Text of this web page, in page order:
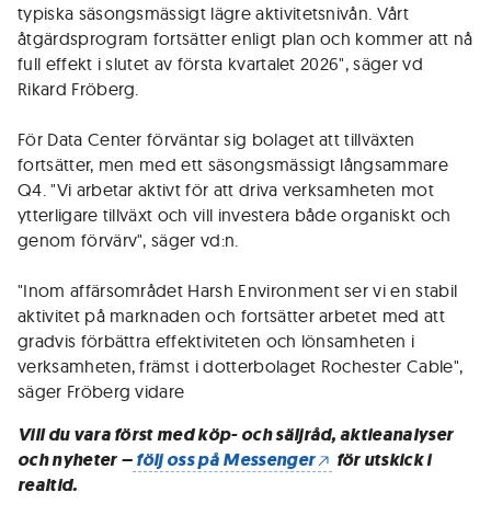
typiska säsongsmässigt lägre aktivitetsnivån. Vårt
åtgärdsprogram fortsätter enligt plan och kommer att nå
full effekt i slutet av första kvartalet 2026", säger vd
Rikard Fröberg.
För Data Center förväntar sig bolaget att tillväxten
fortsätter, men med ett säsongsmässigt långsammare
Q4. "Vi arbetar aktivt för att driva verksamheten mot
ytterligare tillväxt och vill investera både organiskt och
genom förvärv", säger vd:n.
"Inom affärsområdet Harsh Environment ser vi en stabil
aktivitet på marknaden och fortsätter arbetet med att
gradvis förbättra effektiviteten och lönsamheten i
verksamheten, främst i dotterbolaget Rochester Cable",
säger Fröberg vidare
Vill du vara först med köp- och säljråd, aktieanalyser
och nyheter –följ oss på Messenger
för utskick i
realtid.